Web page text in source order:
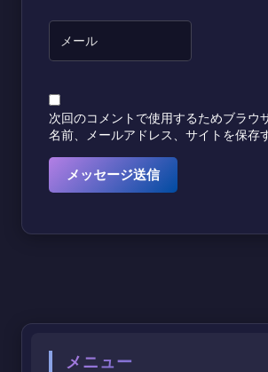
次回のコメントで使用するためブラウ
名前、メールアドレス、サイトを保存す
メニュー